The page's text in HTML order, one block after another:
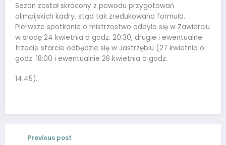
Sezon został skrócony z powodu przygotowań
olimpijskich kadry, stąd tak zredukowana formuła.
Pierwsze spotkanie o mistrzostwo odbyło się w Zawierciu
w środę 24 kwietnia o godz. 20:30, drugie i ewentualne
trzecie starcie odbędzie się w Jastrzębiu (27 kwietnia o
godz. 18:00 i ewentualnie 28 kwietnia o godz.
14:45).
Previous post